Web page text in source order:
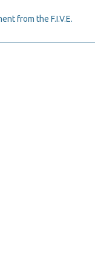
from the F.I.V.E.